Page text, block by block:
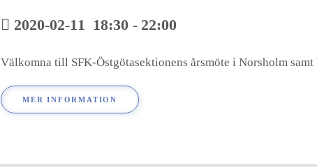
2020-02-11 18:30 - 22:00
Välkomna till SFK-Östgötasektionens årsmöte i Norsholm
MER INFORMATION